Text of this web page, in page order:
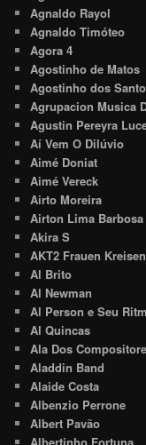
Agnaldo Rayol
Agnaldo Timóteo
Agora 4
Agostinho de Matos
Agostinho dos
Agrupacion Musica
Agustin Pereyra
Aí Vem O Dilúvio
Aimé Doniat
Aimé Vereck
Airto Moreira
Airton Lima Barbosa
Akira S
AKT2 Frauen Kreisen
Al Brito
Al Newman
Al Person e Seu
Al Quincas
Ala Dos
Aladdin Band
Alaide Costa
Albenzio Perrone
Albert Pavão
Albertinho Fortuna